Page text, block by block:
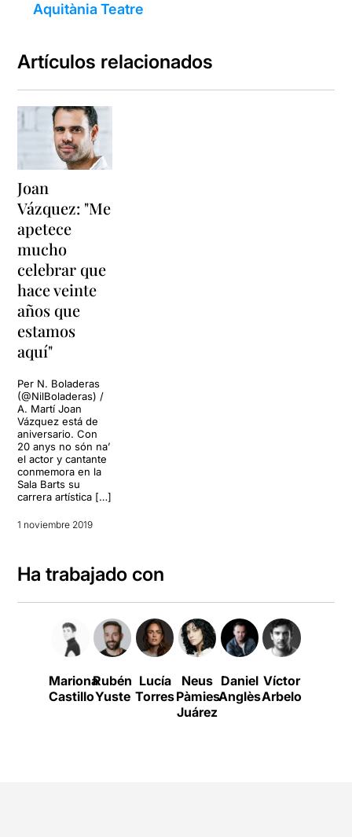
Aquitània Teatre
Artículos relacionados
Joan
Vázquez: "Me
apetece
mucho
celebrar que
hace veinte
años que
estamos
aquí"
Per N. Boladeras
(@NilBoladeras) /
A. Martí Joan
Vázquez está de
aniversario. Con
20 anys no són na’
el actor y cantante
conmemora en la
Sala Barts su
carrera artística […]
1 noviembre 2019
Ha trabajado con
Mariona
Castillo
Rubén
Yuste
Lucía
Torres
Neus
Pàmies
Juárez
Daniel
Anglès
Víctor
Arbelo